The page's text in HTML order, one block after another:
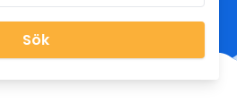
Sök